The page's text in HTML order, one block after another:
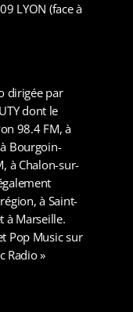
LYON (face à
dirigée par
dont le
98.4 FM, à
Bourgoin-
à Chalon-sur-
à Saint-
à Marseille.
Pop Music sur
Radio »